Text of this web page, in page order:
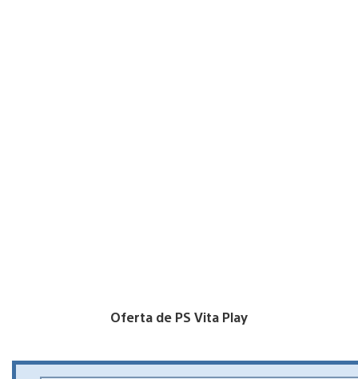
Oferta de PS Vita Play